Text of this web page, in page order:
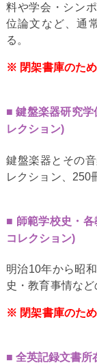
料や学会・シン
位論文など、通
る。
※ 閉架書庫のため
鍵盤楽器研究
レクション)
鍵盤楽器とその
レクション、250
師範学校史・
コレクション)
明治10年から昭
史・教育事情など
※ 閉架書庫のため
全英記録文書所